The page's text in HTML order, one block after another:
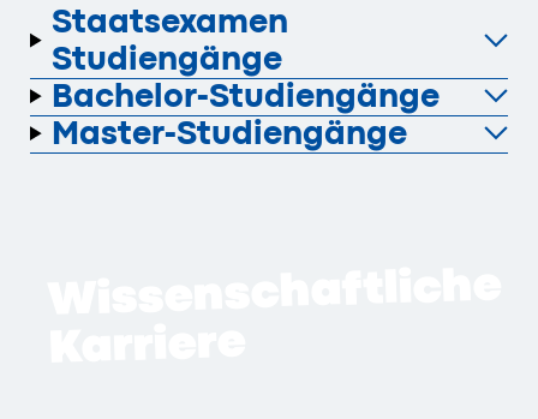
Staatsexamen
Studiengänge
Bachelor-Studiengänge
Master-Studiengänge